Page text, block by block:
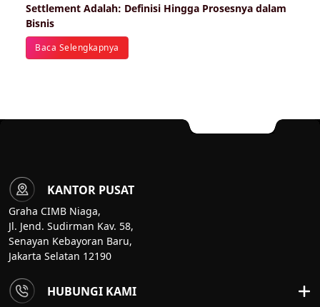
Settlement Adalah: Definisi Hingga Prosesnya dalam
Bisnis
Baca Selengkapnya
KANTOR PUSAT
Graha CIMB Niaga,
Jl. Jend. Sudirman Kav. 58,
Senayan Kebayoran Baru,
Jakarta Selatan 12190
HUBUNGI KAMI